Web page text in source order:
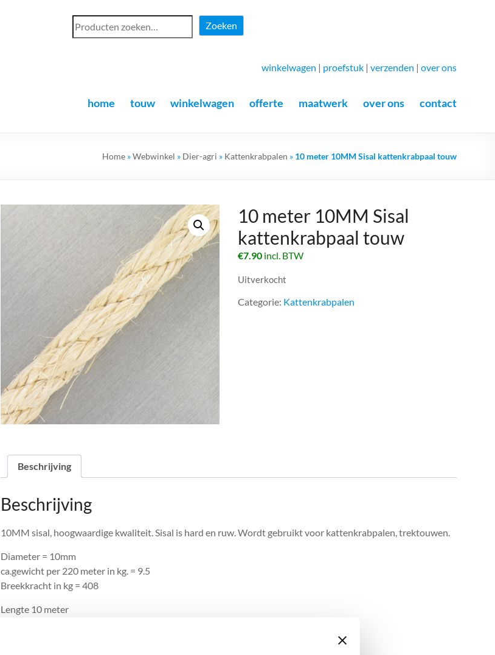
Zoeken
winkelwagen | proefstuk | verzenden | over ons
home touw winkelwagen offerte maatwerk over ons contact
Home »Webwinkel » Dier-agri » Kattenkrabpalen » 10 meter 10MM Sisal kattenkrabpaal touw
10 meter 10MM Sisal
kattenkrabpaal touw
€7.90 incl. BTW
Uitverkocht
Categorie: Kattenkrabpalen
Beschrijving
Beschrijving
10MM sisal, hoogwaardige kwaliteit. Sisal is hard en ruw. Wordt gebruikt voor kattenkrabpalen, trektouwen.
Diameter = 10mm
ca.gewicht per 220 meter in kg. = 9.5
Breekkracht in kg = 408
Lengte 10 meter